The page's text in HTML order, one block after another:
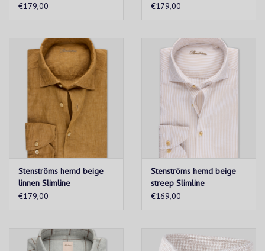
€179,00
€179,00
Stenströms hemd beige
linnen Slimline
€179,00
Stenströms hemd beige
streep Slimline
€169,00